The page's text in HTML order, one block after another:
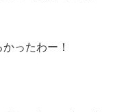
ったわー！